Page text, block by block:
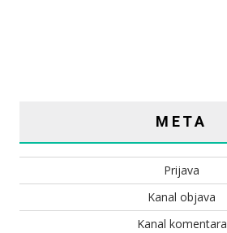
META
Prijava
Kanal objava
Kanal komentara